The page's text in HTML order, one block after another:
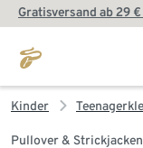
Gratisversand ab 29
Kinder
Pullover & Strickjacken